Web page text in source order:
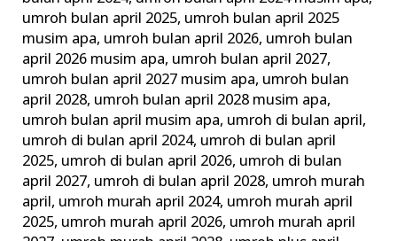
umroh bulan april 2025, umroh bulan april 2025
musim apa, umroh bulan april 2026, umroh bulan
april 2026 musim apa, umroh bulan april 2027,
umroh bulan april 2027 musim apa, umroh bulan
april 2028, umroh bulan april 2028 musim apa,
umroh bulan april musim apa, umroh di bulan april,
umroh di bulan april 2024, umroh di bulan april
2025, umroh di bulan april 2026, umroh di bulan
april 2027, umroh di bulan april 2028, umroh murah
april, umroh murah april 2024, umroh murah april
2025, umroh murah april 2026, umroh murah april